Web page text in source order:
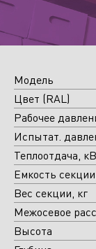
Модель
Цвет (RAL)
Рабочее
Испытат.
Теплоотдача,
Емкость
Вес секции, кг
Межосевое
Высота